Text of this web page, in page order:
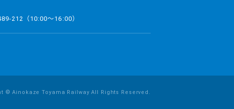
212 （10:00～16:00）
© Ainokaze Toyama Railway All Rights Reserved.